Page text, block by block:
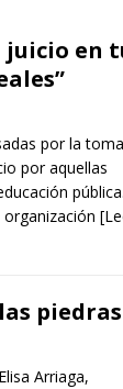
juicio en
por la toma
por aquellas
pública.
piedras
Arriaga,